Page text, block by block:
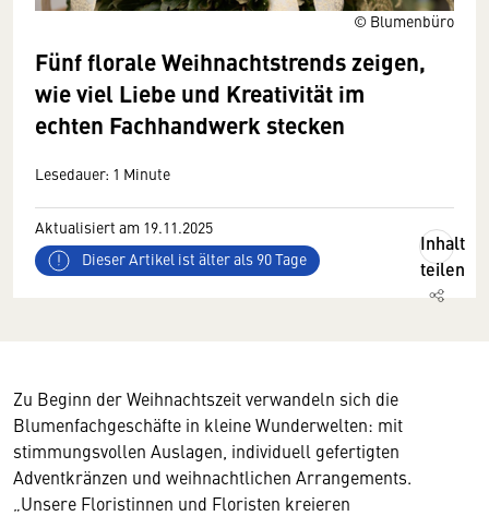
© Blumenbüro
Fünf florale Weihnachtstrends zeigen,
wie viel Liebe und Kreativität im
echten Fachhandwerk stecken
Lesedauer: 1 Minute
Aktualisiert am 19.11.2025
Dieser Artikel ist älter als 90 Tage
Inhalt
teilen
Zu Beginn der Weihnachtszeit verwandeln sich die
Blumenfachgeschäfte in kleine Wunderwelten: mit
stimmungsvollen Auslagen, individuell gefertigten
Adventkränzen und weihnachtlichen Arrangements.
„Unsere Floristinnen und Floristen kreieren